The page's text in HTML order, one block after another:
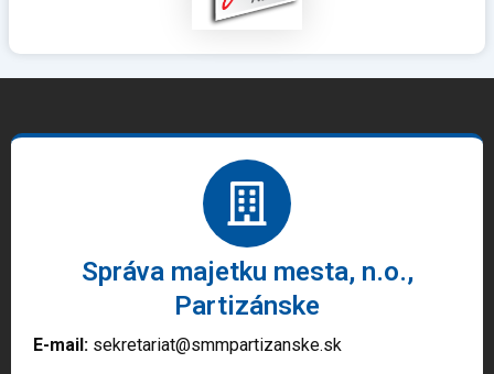
Správa majetku mesta, n.o.,
Partizánske
E-mail: sekretariat@smmpartizanske.sk